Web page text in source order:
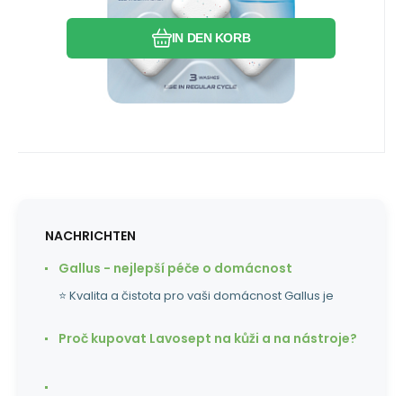
IN DEN KORB
erreichbarer Teile wie Heizelement und
Sprüharme mit Düsen.
NACHRICHTEN
Gallus - nejlepší péče o domácnost
⭐ Kvalita a čistota pro vaši domácnost Gallus je
Proč kupovat Lavosept na kůži a na nástroje?